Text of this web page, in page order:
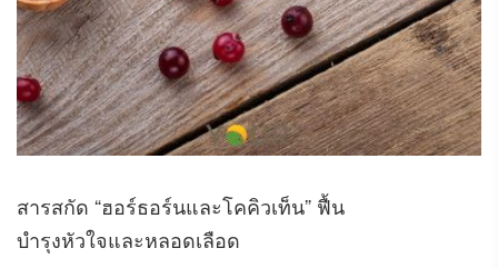
สารสกัด “ฮอร์ธอร์นและโคคิวเท็น” ฟื้น
บำรุงหัวใจและหลอดเลือด